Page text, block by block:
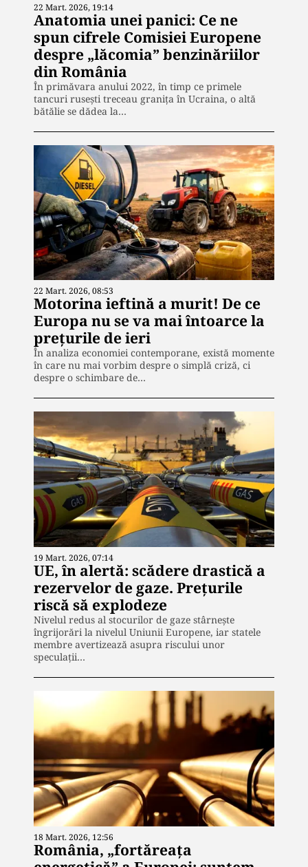
22 Mart. 2026, 19:14
Anatomia unei panici: Ce ne
spun cifrele Comisiei Europene
despre „lăcomia” benzinăriilor
din România
În primăvara anului 2022, în timp ce primele
tancuri rusești treceau granița în Ucraina, o altă
bătălie se dădea la…
22 Mart. 2026, 08:53
Motorina ieftină a murit! De ce
Europa nu se va mai întoarce la
prețurile de ieri
În analiza economiei contemporane, există momente
în care nu mai vorbim despre o simplă criză, ci
despre o schimbare de…
19 Mart. 2026, 07:14
UE, în alertă: scădere drastică a
rezervelor de gaze. Prețurile
riscă să explodeze
Nivelul redus al stocurilor de gaze stârnește
îngrijorări la nivelul Uniunii Europene, iar statele
membre avertizează asupra riscului unor
speculații…
18 Mart. 2026, 12:56
România, „fortăreața